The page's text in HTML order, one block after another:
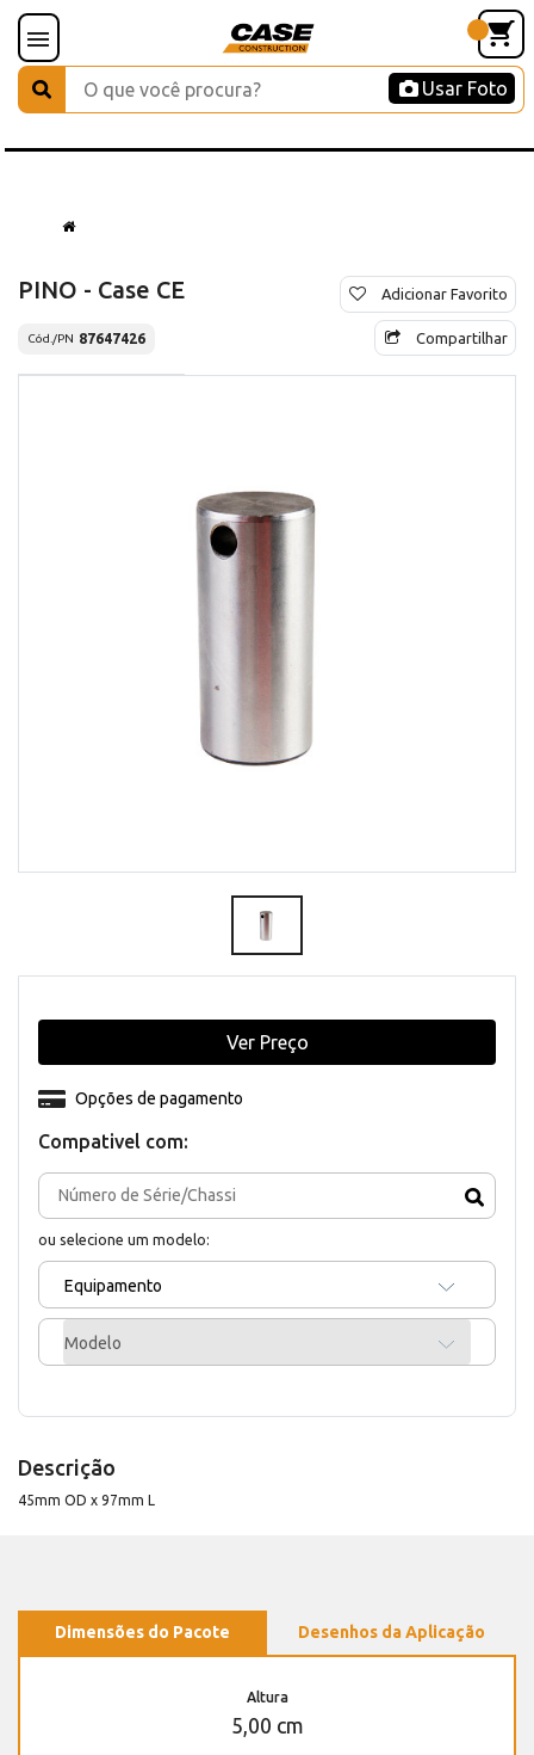
Usar Foto
PINO - Case CE
Cód./PN 87647426
Adicionar Favorito
Compartilhar
Compativel com:
ou selecione um modelo:
Equipamento
Modelo
Opções de pagamento
Ver Preço
Descrição
45mm OD x 97mm L
Dimensões do Pacote Desenhos da Aplicação
Altura
5,00 cm